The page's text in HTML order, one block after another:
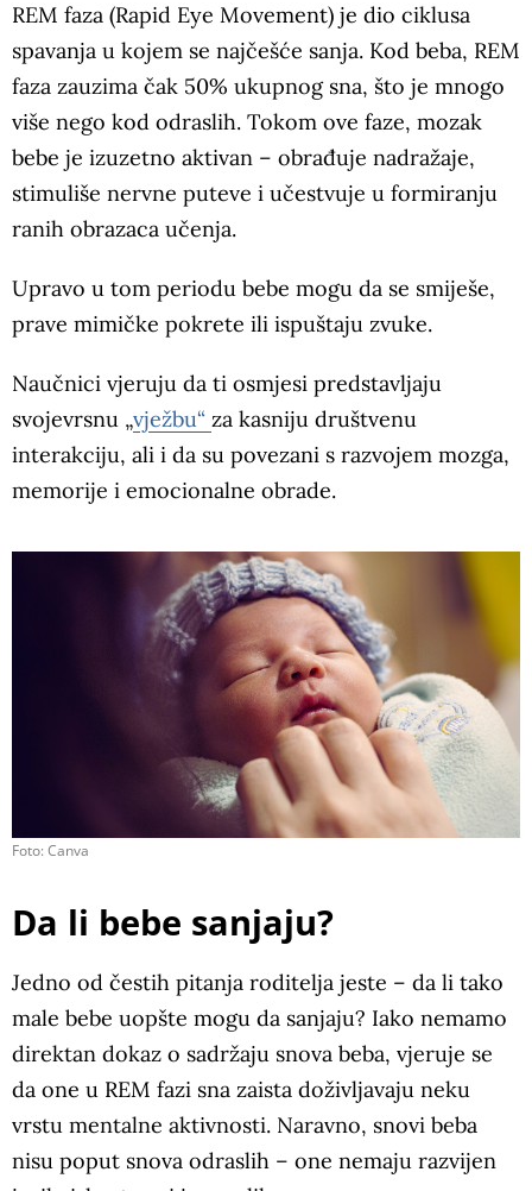
REM faza (Rapid Eye Movement) je dio ciklusa
spavanja u kojem se najčešće sanja. Kod beba, REM
faza zauzima čak 50% ukupnog sna, što je mnogo
više nego kod odraslih. Tokom ove faze, mozak
bebe je izuzetno aktivan – obrađuje nadražaje,
stimuliše nervne puteve i učestvuje u formiranju
ranih obrazaca učenja.
Upravo u tom periodu bebe mogu da se smiješe,
prave mimičke pokrete ili ispuštaju zvuke.
Naučnici vjeruju da ti osmjesi predstavljaju
svojevrsnu „vježbu“ za kasniju društvenu
interakciju, ali i da su povezani s razvojem mozga,
memorije i emocionalne obrade.
Foto: Canva
Da li bebe sanjaju?
Jedno od čestih pitanja roditelja jeste – da li tako
male bebe uopšte mogu da sanjaju? Iako nemamo
direktan dokaz o sadržaju snova beba, vjeruje se
da one u REM fazi sna zaista doživljavaju neku
vrstu mentalne aktivnosti. Naravno, snovi beba
nisu poput snova odraslih – one nemaju razvijen